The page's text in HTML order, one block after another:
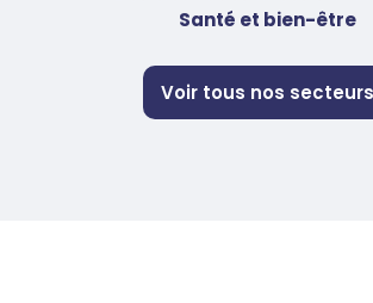
Santé et bien-être
Voir tous nos secteurs